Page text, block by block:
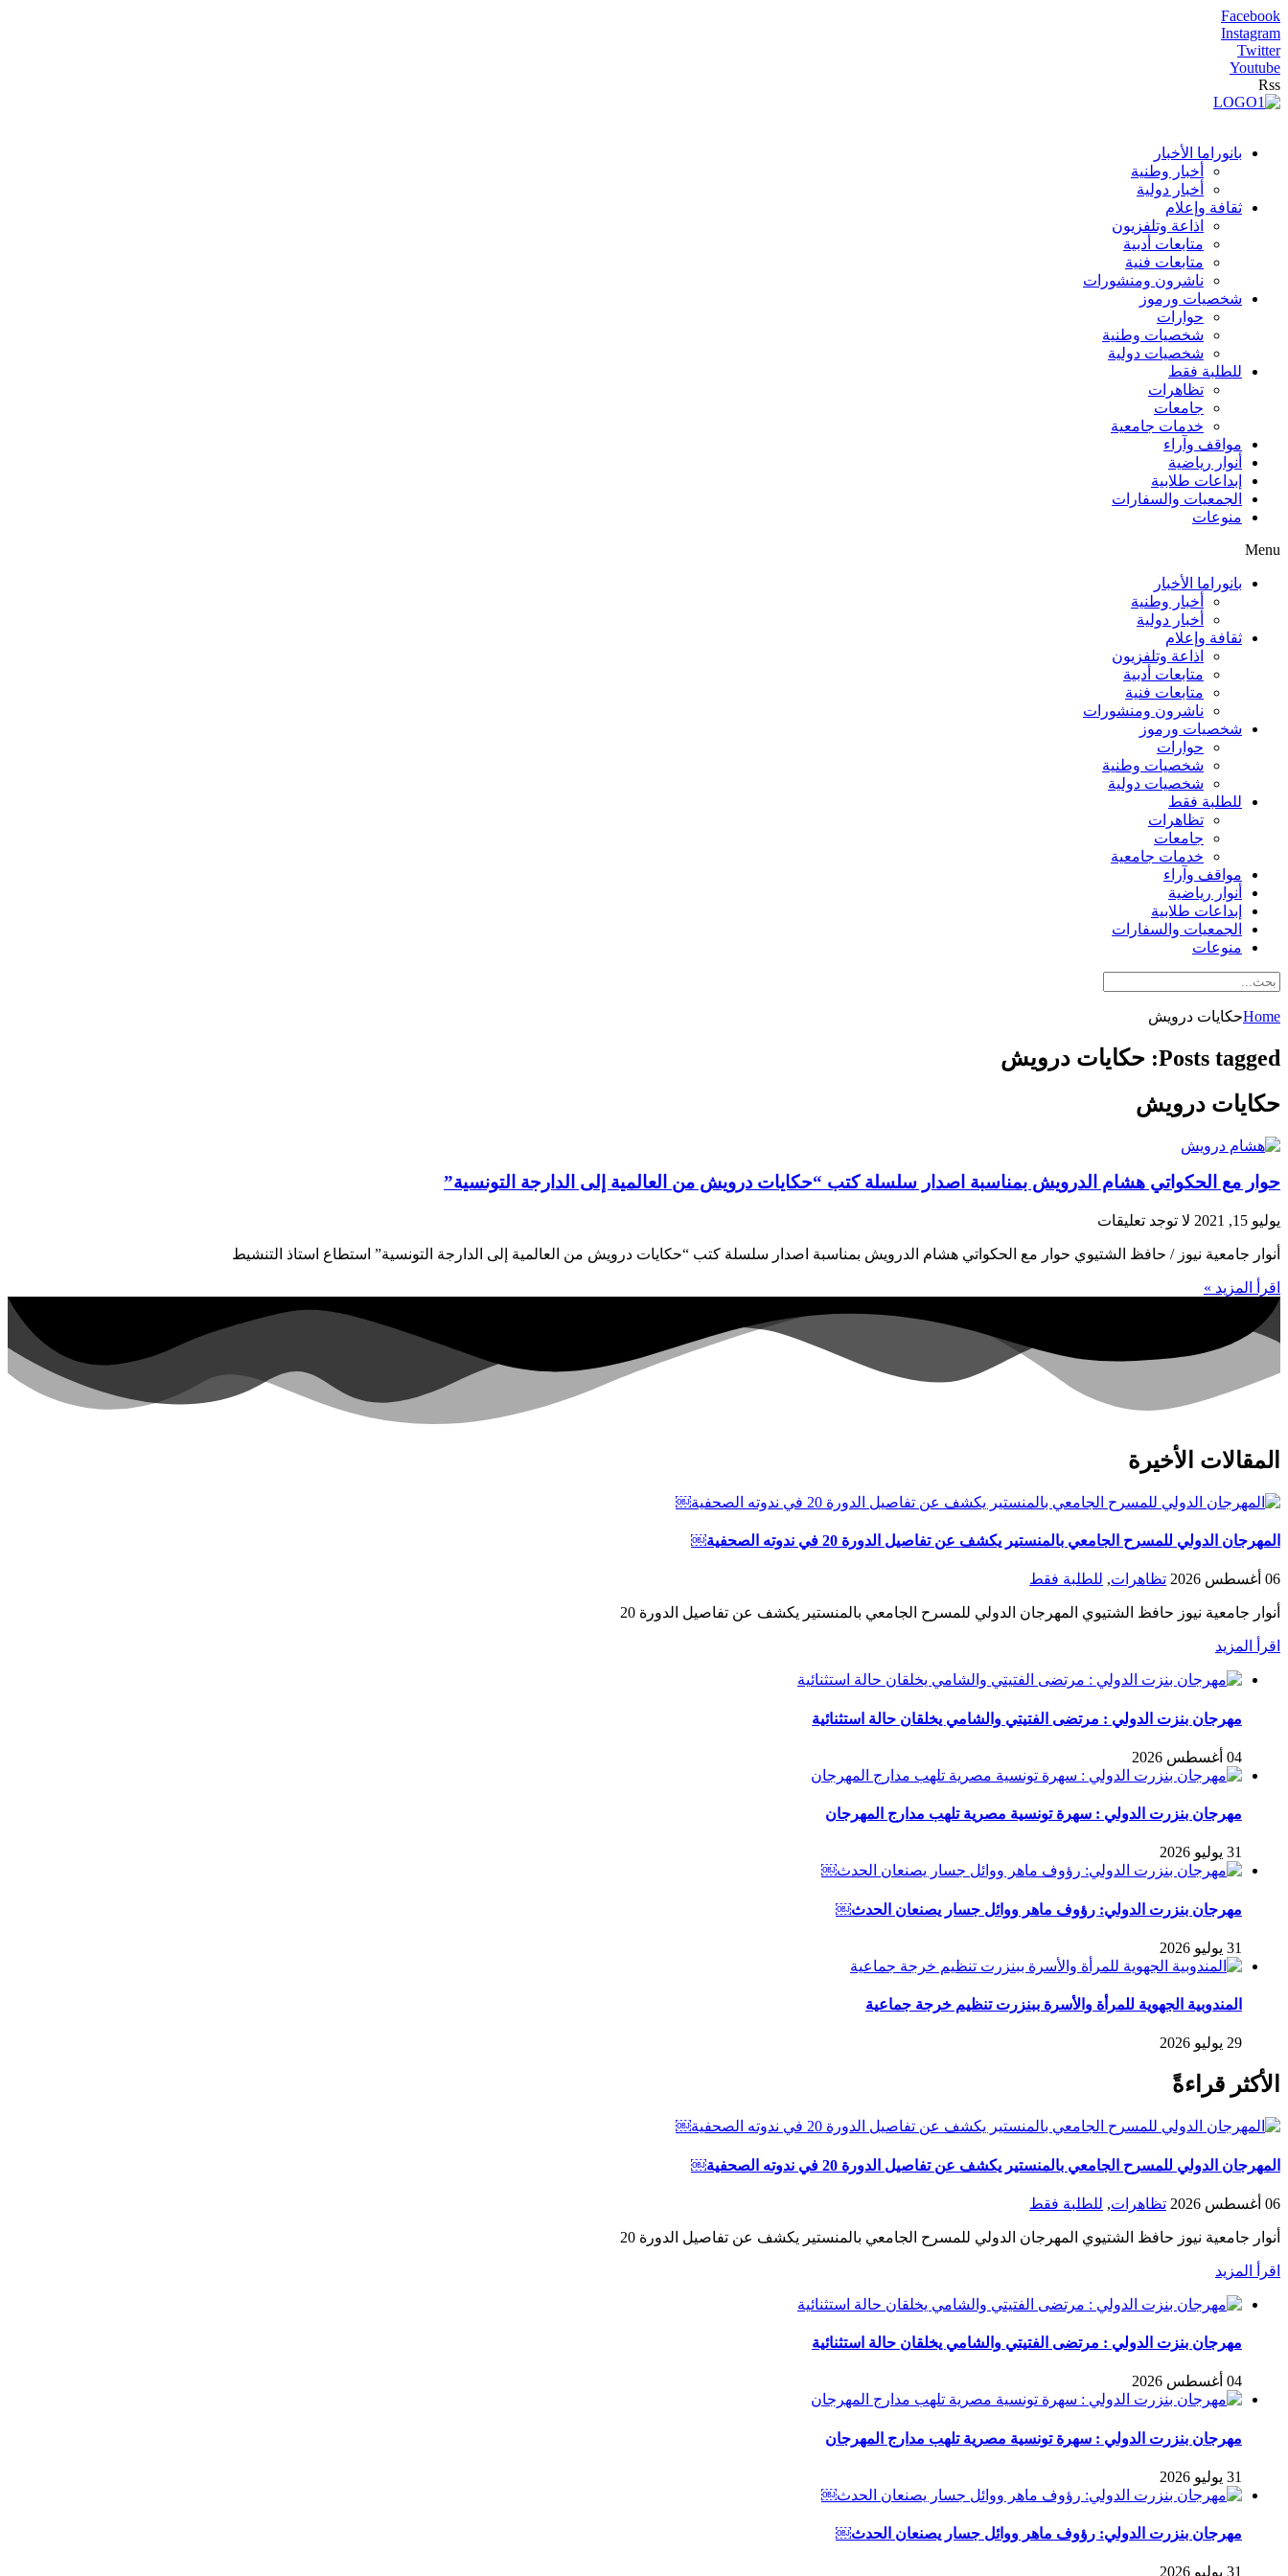
Facebook
Instagram
Twitter
Youtube
Rss
بانوراما الأخبار
أخبار وطنية
أخبار دولية
ثقافة وإعلام
اذاعة وتلفزيون
متابعات أدبية
متابعات فنية
ناشرون ومنشورات
شخصيات ورموز
حوارات
شخصيات وطنية
شخصيات دولية
للطلبة فقط
تظاهرات
جامعات
خدمات جامعية
مواقف وآراء
أنوار رياضية
إبداعات طلابية
الجمعيات والسفارات
منوعات
Menu
بانوراما الأخبار
أخبار وطنية
أخبار دولية
ثقافة وإعلام
اذاعة وتلفزيون
متابعات أدبية
متابعات فنية
ناشرون ومنشورات
شخصيات ورموز
حوارات
شخصيات وطنية
شخصيات دولية
للطلبة فقط
تظاهرات
جامعات
خدمات جامعية
مواقف وآراء
أنوار رياضية
إبداعات طلابية
الجمعيات والسفارات
منوعات
Homeحكايات درويش
Posts tagged: حكايات درويش
حكايات درويش
حوار مع الحكواتي هشام الدرويش بمناسبة اصدار سلسلة كتب “حكايات درويش من العالمية إلى الدارجة التونسية”
يوليو 15, 2021 لا توجد تعليقات
أنوار جامعية نيوز / حافظ الشتيوي حوار مع الحكواتي هشام الدرويش بمناسبة اصدار سلسلة كتب “حكايات درويش من العالمية إلى الدارجة التونسية” استطاع استاذ التنشيط
اقرأ المزيد »
المقالات الأخيرة
المهرجان الدولي للمسرح الجامعي بالمنستير يكشف عن تفاصيل الدورة 20 في ندوته الصحفية￼
06 أغسطس 2026 تظاهرات, للطلبة فقط
أنوار جامعية نيوز حافظ الشتيوي المهرجان الدولي للمسرح الجامعي بالمنستير يكشف عن تفاصيل الدورة 20
اقرأ المزيد
مهرجان بنزت الدولي : مرتضى الفتيتي والشامي يخلقان حالة استثنائية
04 أغسطس 2026
مهرجان بنزرت الدولي : سهرة تونسية مصرية تلهب مدارج المهرجان
31 يوليو 2026
مهرجان بنزرت الدولي: رؤوف ماهر ووائل جسار يصنعان الحدث￼
31 يوليو 2026
المندوبية الجهوية للمرأة والأسرة ببنزرت تنظيم خرجة جماعية
29 يوليو 2026
الأكثر قراءةً
المهرجان الدولي للمسرح الجامعي بالمنستير يكشف عن تفاصيل الدورة 20 في ندوته الصحفية￼
06 أغسطس 2026 تظاهرات, للطلبة فقط
أنوار جامعية نيوز حافظ الشتيوي المهرجان الدولي للمسرح الجامعي بالمنستير يكشف عن تفاصيل الدورة 20
اقرأ المزيد
مهرجان بنزت الدولي : مرتضى الفتيتي والشامي يخلقان حالة استثنائية
04 أغسطس 2026
مهرجان بنزرت الدولي : سهرة تونسية مصرية تلهب مدارج المهرجان
31 يوليو 2026
مهرجان بنزرت الدولي: رؤوف ماهر ووائل جسار يصنعان الحدث￼
31 يوليو 2026